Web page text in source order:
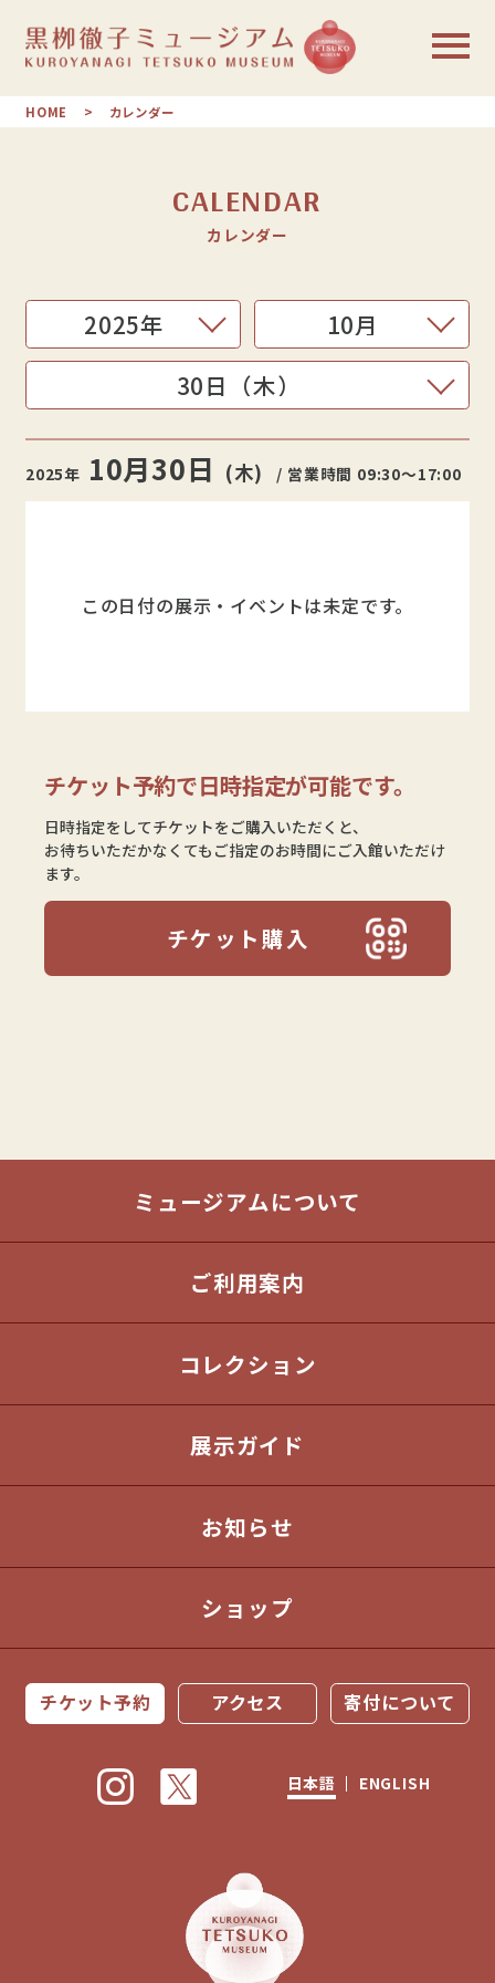
HOME カレンダー
CALENDAR
カレンダー
2025年 10月30日 (木) / 営業時間 09:30〜17:00
この日付の展示・イベントは未定です。
チケット予約で日時指定が可能です。
日時指定をしてチケットをご購入いただくと、
お待ちいただかなくてもご指定のお時間にご入館いただけ
ます。
チケット購入
ミュージアムについて
ご利用案内
コレクション
展示ガイド
お知らせ
ショップ
チケット予約 アクセス 寄付について
日本語 ENGLISH